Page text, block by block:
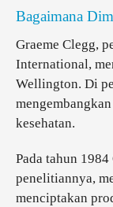
Bagaimana
Graeme Clegg,
International,
Wellington. Di
kesehatan.
Pada tahun
penelitiannya,
menciptakan